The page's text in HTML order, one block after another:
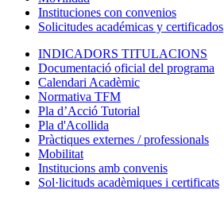
Instituciones con convenios
Solicitudes académicas y certificados
INDICADORS TITULACIONS
Documentació oficial del programa
Calendari Acadèmic
Normativa TFM
Pla d’Acció Tutorial
Pla d'Acollida
Pràctiques externes / professionals
Mobilitat
Institucions amb convenis
Sol·licituds acadèmiques i certificats